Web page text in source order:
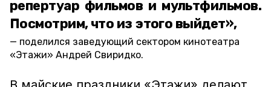
репертуар фильмов и мультфильмов.
Посмотрим, что из этого выйдет»,
поделился заведующий сектором кинотеатра
«Этажи» Андрей Свиридко.